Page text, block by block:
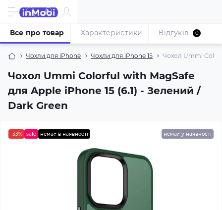
Чохли для iPhone Чохли для iPhone 15 Чохол Ummi
Чохол Ummi Colorful with MagSafe
для Apple iPhone 15 (6.1) - Зелений /
Dark Green
Все про товар Характеристики Відгуків 0
-33% sale немає в наявності немає у наявності